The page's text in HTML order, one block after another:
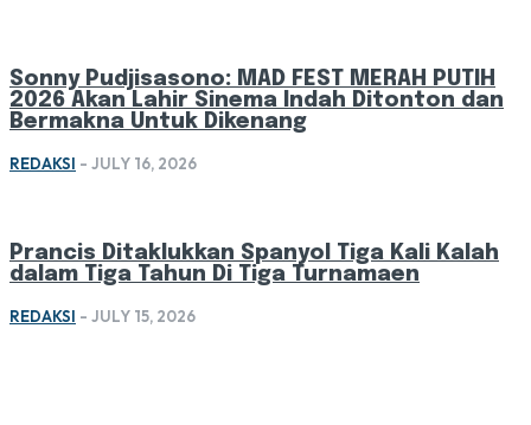
Sonny Pudjisasono: MAD FEST MERAH PUTIH
2026 Akan Lahir Sinema Indah Ditonton dan
Bermakna Untuk Dikenang
REDAKSI - JULY 16, 2026
Prancis Ditaklukkan Spanyol Tiga Kali Kalah
dalam Tiga Tahun Di Tiga Turnamaen
REDAKSI - JULY 15, 2026